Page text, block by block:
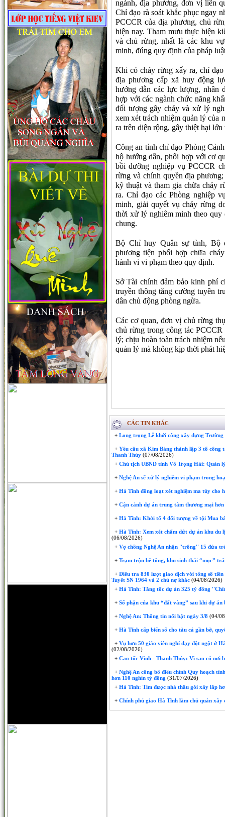
ngành, địa phương, đơn vị liên
Chỉ đạo rà soát khắc phục ngay
PCCCR của địa phương, chủ
hiện nay. Tham mưu thực hiện
và chủ rừng, nhất là các khu
minh, đúng quy định của pháp
Khi có cháy rừng xẩy ra, chỉ
địa phương cấp xã huy động
hướng dẫn các lực lượng, nhân
hợp với các ngành chức năng
đối tượng gây cháy và xử lý
xem xét trách nhiệm quản lý của
ra trên diện rộng, gây thiệt hại
Công an tỉnh chỉ đạo Phòng
hộ hướng dẫn, phối hợp với cơ
bồi dưỡng nghiệp vụ PCCCR
rừng và chính quyền địa
kỹ thuật và tham gia chữa cháy
ra. Chỉ đạo các Phòng nghiệp
minh, giải quyết vụ cháy rừng
thời xử lý nghiêm minh theo quy
chung.
Bộ Chỉ huy Quân sự tỉnh, Bộ
phương tiện phối hợp chữa
hành vi vi phạm theo quy định.
Sở Tài chính đảm bảo kinh phí
truyền thông tăng cường tuyên
dân chủ động phòng ngừa.
Các cơ quan, đơn vị chủ rừng
chủ rừng trong công tác
lý; chịu hoàn toàn trách nhiệm
quản lý mà không kịp thời phát
CÁC TIN KHÁC
+ Long trọng Lễ khởi công xây dựng
+ Yêu cầu xã Kim Bảng thành lập 3 tổ công
Thanh Thủy (07/08/2026)
+ Chủ tịch UBND tỉnh Võ Trọng Hải: Quản
+ Nghệ An sẽ xử lý nghiêm vi phạm trong
+ Hà Tĩnh đồng loạt xét nghiệm ma túy cho
+ Cận cảnh dự án trung tâm thương mại
+ Hà Tĩnh: Khởi tố 4 đối tượng về tội Mua
+ Hà Tĩnh: Xem xét chấm dứt dự án khu du
(06/08/2026)
+ Vợ chồng Nghệ An nhận ''trông'' 15 đứa
+ Trạm trộn bê tông, khu sinh thái “mọc”
+ Điều tra 830 lượt giao dịch với tổng số
Tuyết SN 1964 và 2 chủ nợ khác (04/08/2026)
+ Hà Tĩnh: Tăng tốc dự án 325 tỷ đồng
+ Số phận của khu “đất vàng” sau khi dự
+ Nghệ An: Thông tin nổi bật ngày 3/8 (04/
+ Hà Tĩnh cấp biển số cho tàu cá gần bờ,
+ Vụ hơn 50 giáo viên nghỉ dạy đột ngột ở
(02/08/2026)
+ Cao tốc Vinh - Thanh Thủy: Vì sao có nơi
+ Nghệ An công bố điều chỉnh Quy hoạch
hơn 110 nghìn tỷ đồng (31/07/2026)
+ Hà Tĩnh: Tìm được nhà thầu gói xây lắp
+ Chính phủ giao Hà Tĩnh làm chủ quản xây